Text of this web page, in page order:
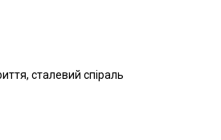
сталевий спіраль